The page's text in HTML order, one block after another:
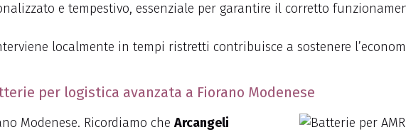
e tempestivo, essenziale per garantire il corretto
localmente in tempi ristretti contribuisce a sostenere
per logistica avanzata a Fiorano Modenese
Modenese. Ricordiamo che Arcangeli